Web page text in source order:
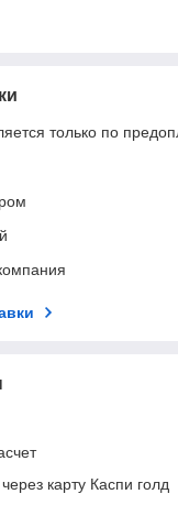
только по
карту Каспи голд